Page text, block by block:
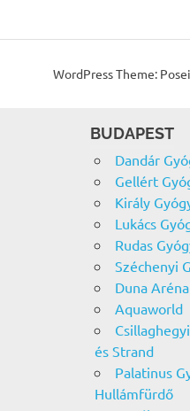
WordPress Theme:
BUDAPEST
Dandár
Gellért
Király
Lukács
Rudas
Széchenyi
Duna Aréna
Aquaworld
és Strand
Palatinus
Hullámfürdő